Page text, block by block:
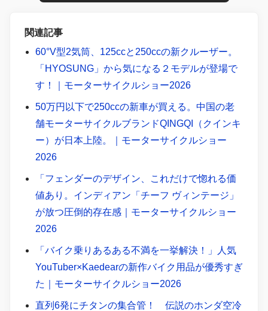
関連記事
60°V型2気筒、125ccと250ccの新クルーザー。
「HYOSUNG」から気になる２モデルが登場で
す！｜モーターサイクルショー2026
50万円以下で250ccの新車が買える。中国の老
舗モーターサイクルブランドQINGQI（クインキ
ー）が日本上陸。｜モーターサイクルショー
2026
「フェンダーのデザイン、これだけで惚れる価
値あり。インディアン「チーフ ヴィンテージ」
が放つ圧倒的存在感｜モーターサイクルショー
2026
「バイク乗りあるある不満を一挙解決！」人気
YouTuber×Kaedearの新作バイク用品が優秀すぎ
た｜モーターサイクルショー2026
直列6発にチタンの集合管！ 伝説のホンダ空冷